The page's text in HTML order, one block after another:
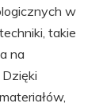
w
takie
na